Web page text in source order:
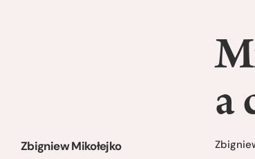
Zbigniew Mikołejko
a